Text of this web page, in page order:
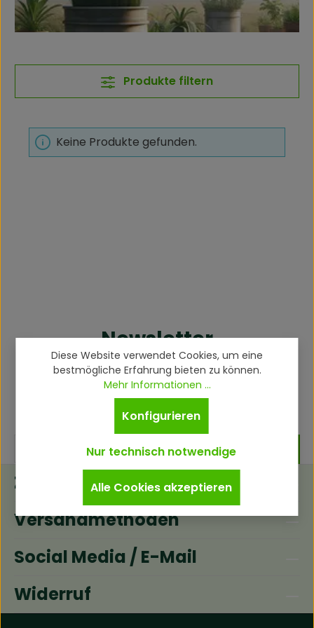
Produkte filtern
Keine Produkte gefunden.
Newsletter
Abonnieren Sie jetzt unseren regelmäßig
erscheinenden Newsletter, um rechtzeitig über
neue Produkte und Angebote informiert zu werden.
Zahlungsmethoden
Versandmethoden
Social Media / E-Mail
Widerruf
Diese Website verwendet Cookies, um eine
bestmögliche Erfahrung bieten zu können.
Mehr Informationen ...
Nur technisch notwendige
Konfigurieren
Alle Cookies akzeptieren